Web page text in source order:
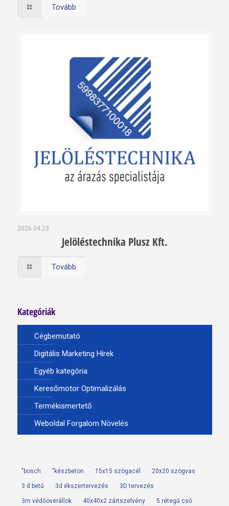
Tovább
2026.04.23.
Jelöléstechnika Plusz Kft.
Tovább
Kategóriák
Cégbemutató
Digitális Marketing Hírek
Egyéb kategória
Keresőmotor Optimalizálás
Termékismertető
Weboldal Forgalom Növelés
"bosch "készbeton 15x15 szögacél 20x20 szögvas
3 d betű 3d ékszertervezés 3D tervezés
3m védőoverállok 40x40x2 zártszelvény 5 rétegű cső